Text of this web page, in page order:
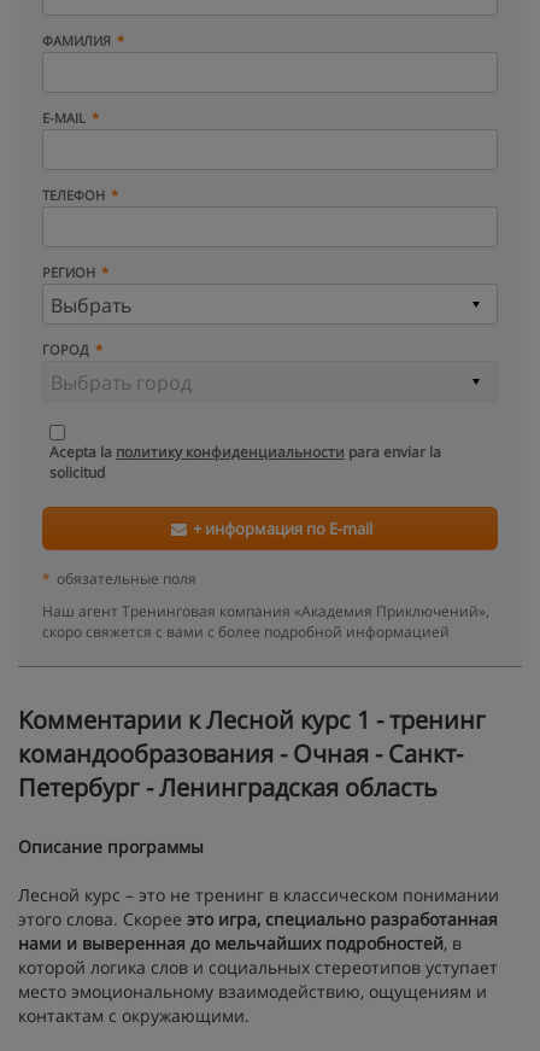
ФАМИЛИЯ
E-MAIL
ТЕЛЕФОН
РЕГИОН
ГОРОД
Acepta la политику конфиденциальности para enviar la
solicitud
+ информация по E-mail
* обязательные поля
Наш агент Тренинговая компания «Академия Приключений»,
скоро свяжется с вами с более подробной информацией
Kомментарии к Лесной курс 1 - тренинг
командообразования - Очная - Санкт-
Петербург - Ленинградская область
Описание программы
Лесной курс – это не тренинг в классическом понимании
этого слова. Скорее это игра, специально разработанная
нами и выверенная до мельчайших подробностей, в
которой логика слов и социальных стереотипов уступает
место эмоциональному взаимодействию, ощущениям и
контактам с окружающими.